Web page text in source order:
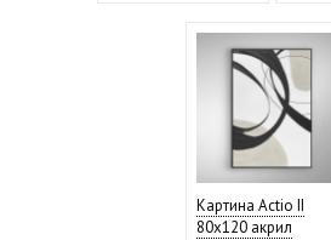
Картина Actio II
80х120 акрил